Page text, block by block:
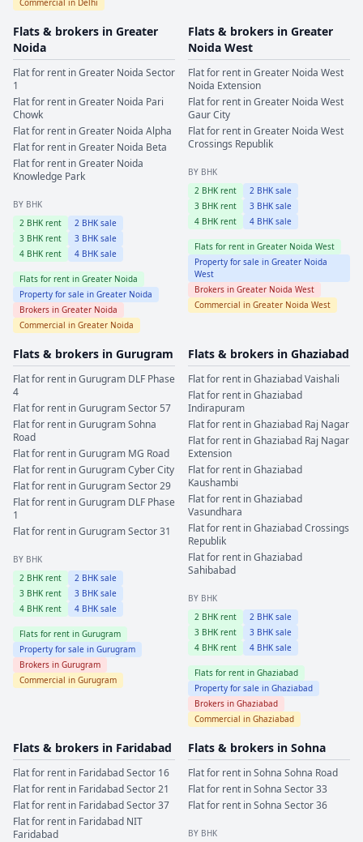
Flats & brokers in Greater
Noida
Flat for rent inGreater Noida Sector
1
Flat for rent inGreater Noida Pari
Chowk
Flat for rent inGreater Noida Alpha
Flat for rent inGreater Noida Beta
Flat for rent inGreater Noida
Knowledge Park
BY BHK
2 BHK rent 2 BHK sale
3 BHK rent 3 BHK sale
4 BHK rent 4 BHK sale
Flats for rent in Greater Noida
Property for sale in Greater Noida
Brokers in Greater Noida
Commercial in Greater Noida
Flats & brokers in Greater
Noida West
Flat for rent inGreater Noida West
Noida Extension
Flat for rent inGreater Noida West
Gaur City
Flat for rent inGreater Noida West
Crossings Republik
BY BHK
2 BHK rent 2 BHK sale
3 BHK rent 3 BHK sale
4 BHK rent 4 BHK sale
Flats for rent in Greater Noida West
Property for sale in Greater Noida
West
Brokers in Greater Noida West
Commercial in Greater Noida West
Flats & brokers in Gurugram
Flat for rent inGurugram DLF Phase
4
Flat for rent inGurugramSector 57
Flat for rent inGurugramSohna
Road
Flat for rent inGurugram MG Road
Flat for rent inGurugramCyber City
Flat for rent inGurugramSector 29
Flat for rent inGurugram DLF Phase
1
Flat for rent inGurugramSector 31
BY BHK
2 BHK rent 2 BHK sale
3 BHK rent 3 BHK sale
4 BHK rent 4 BHK sale
Flats for rent in Gurugram
Property for sale in Gurugram
Brokers in Gurugram
Commercial in Gurugram
Flats & brokers in Ghaziabad
Flat for rent inGhaziabadVaishali
Flat for rent inGhaziabad
Indirapuram
Flat for rent inGhaziabad Raj Nagar
Flat for rent inGhaziabad Raj Nagar
Extension
Flat for rent inGhaziabad
Kaushambi
Flat for rent inGhaziabad
Vasundhara
Flat for rent inGhaziabadCrossings
Republik
Flat for rent inGhaziabad
Sahibabad
BY BHK
2 BHK rent 2 BHK sale
3 BHK rent 3 BHK sale
4 BHK rent 4 BHK sale
Flats for rent in Ghaziabad
Property for sale in Ghaziabad
Brokers in Ghaziabad
Commercial in Ghaziabad
Flats & brokers in Faridabad
Flat for rent in FaridabadSector 16
Flat for rent in FaridabadSector 21
Flat for rent in FaridabadSector 37
Flat for rent in Faridabad NIT
Faridabad
Flats & brokers in Sohna
Flat for rent inSohna Sohna Road
Flat for rent inSohna Sector 33
Flat for rent inSohna Sector 36
BY BHK